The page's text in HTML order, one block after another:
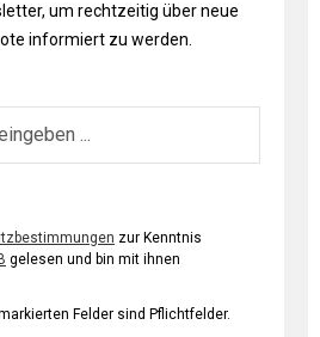
um rechtzeitig über neue
informiert zu werden.
Felder sind Pflichtfelder.